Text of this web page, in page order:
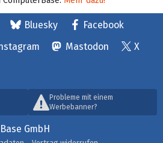
Bluesky
Facebook
Mastodon
X
Probleme mit einem
Werbebanner?
GmbH